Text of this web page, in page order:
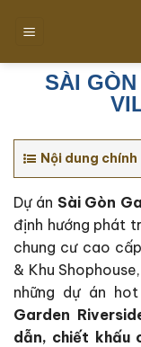
đến
SÀI
Nội dung chính
Dự án Sài Gòn
định hướng phát
chung cư cao
& Khu
những dự án
Garden
dẫn, chiết khấu